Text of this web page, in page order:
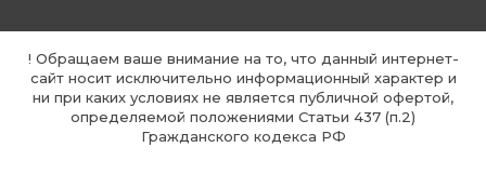
! Обращаем ваше внимание на то, что данный интернет-
сайт носит исключительно информационный характер и
ни при каких условиях не является публичной офертой,
определяемой положениями Статьи 437 (п.2)
Гражданского кодекса РФ